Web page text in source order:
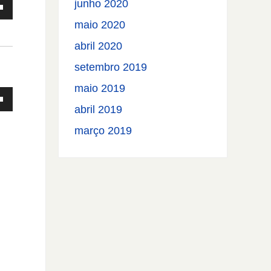
junho 2020
maio 2020
abril 2020
setembro 2019
maio 2019
abril 2019
março 2019